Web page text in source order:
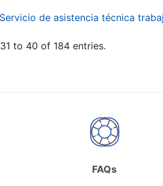
Servicio de asistencia técnica
to 40 of 184 entries.
FAQs